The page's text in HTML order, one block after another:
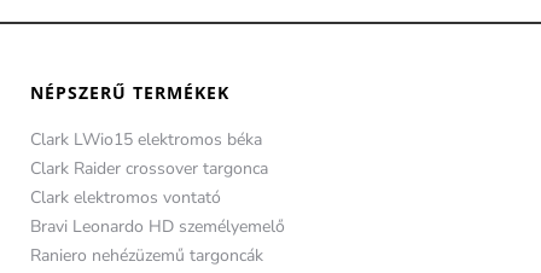
NÉPSZERŰ TERMÉKEK
Clark LWio15 elektromos béka
Clark Raider crossover targonca
Clark elektromos vontató
Bravi Leonardo HD személyemelő
Raniero nehézüzemű targoncák